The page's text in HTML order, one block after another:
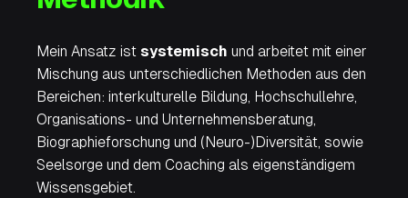
Mein Ansatz ist systemisch und arbeitet mit einer
Mischung aus unterschiedlichen Methoden aus den
Bereichen: interkulturelle Bildung, Hochschullehre,
Organisations- und Unternehmensberatung,
Biographieforschung und (Neuro-)Diversität, sowie
Seelsorge und dem Coaching als eigenständigem
Wissensgebiet.